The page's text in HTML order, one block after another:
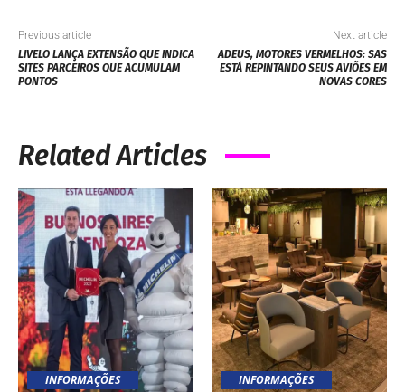
Previous article
LIVELO LANÇA EXTENSÃO QUE INDICA
SITES PARCEIROS QUE ACUMULAM
PONTOS
Next article
ADEUS, MOTORES VERMELHOS: SAS
ESTÁ REPINTANDO SEUS AVIÕES EM
NOVAS CORES
Related Articles
INFORMAÇÕES INFORMAÇÕES